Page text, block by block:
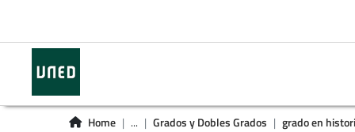
Home ... Grados y Dobles Grados grado en